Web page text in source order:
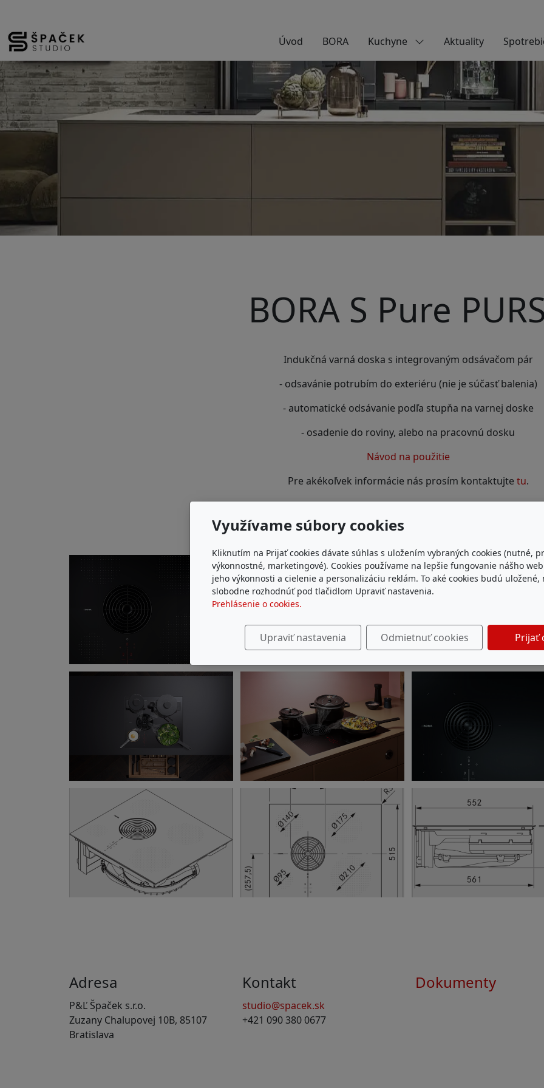
Úvod BORA Kuchyne Aktuality
BORA S Pure
Indukčná varná doska s integrovaným odsávačom pár
- odsavánie potrubím do exteriéru (nie je súčasť balenia)
- automatické odsávanie podľa stupňa na varnej doske
- osadenie do roviny, alebo na pracovnú dosku
Návod na použitie
Pre akékoľvek informácie nás prosím kontaktujte tu.
VIDEO
Adresa
P&Ľ Špaček s.r.o.
Zuzany Chalupovej 10B, 85107
Bratislava
Kontakt
studio@spacek.sk
+421 090 380 0677
Dokumenty
Využívame súbory cookies
Kliknutím na Prijať cookies dávate súhlas s uložením vybraných cookies (nutné,
výkonnostné, marketingové). Cookies používame na lepšie fungovanie nášho
jeho výkonnosti a cielenie a personalizáciu reklám. To aké cookies budú uložené,
slobodne rozhodnúť pod tlačidlom Upraviť nastavenia.
Prehlásenie o cookies.
Upraviť nastavenia Odmietnuť cookies Prijať